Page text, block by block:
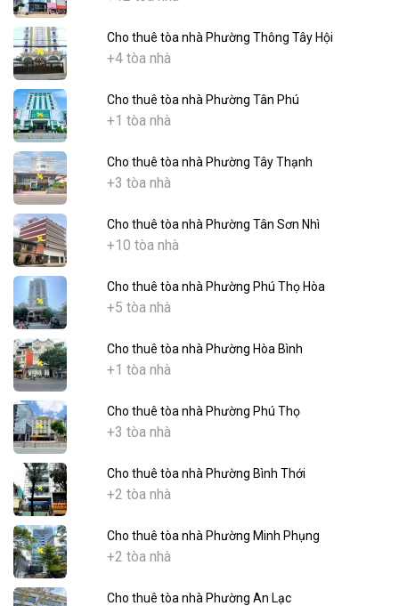
Cho thuê tòa nhà Phường Thông Tây Hội
+4 tòa nhà
Cho thuê tòa nhà Phường Tân Phú
+1 tòa nhà
Cho thuê tòa nhà Phường Tây Thạnh
+3 tòa nhà
Cho thuê tòa nhà Phường Tân Sơn Nhì
+10 tòa nhà
Cho thuê tòa nhà Phường Phú Thọ Hòa
+5 tòa nhà
Cho thuê tòa nhà Phường Hòa Bình
+1 tòa nhà
Cho thuê tòa nhà Phường Phú Thọ
+3 tòa nhà
Cho thuê tòa nhà Phường Bình Thới
+2 tòa nhà
Cho thuê tòa nhà Phường Minh Phụng
+2 tòa nhà
Cho thuê tòa nhà Phường An Lạc